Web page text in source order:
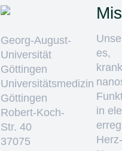
Georg-August-
Universität
Göttingen
Universitätsmedizin
Göttingen
Robert-Koch-
Str. 40
37075
es,
in